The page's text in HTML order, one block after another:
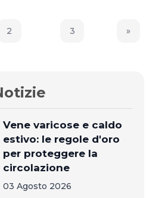
2 3 Next
»
Vene varicose e caldo
estivo: le regole d'oro
per proteggere la
circolazione
03 Agosto 2026